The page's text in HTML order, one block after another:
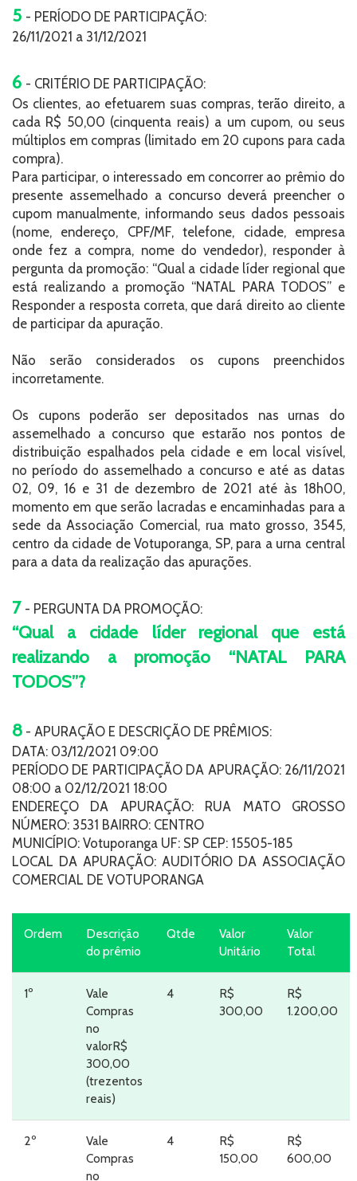
5 - PERÍODO DE PARTICIPAÇÃO:
26/11/2021 a 31/12/2021
6 - CRITÉRIO DE PARTICIPAÇÃO:
Os clientes, ao efetuarem suas compras, terão direito, a
cada R$ 50,00 (cinquenta reais) a um cupom, ou seus
múltiplos em compras (limitado em 20 cupons para cada
compra).
Para participar, o interessado em concorrer ao prêmio do
presente assemelhado a concurso deverá preencher o
cupom manualmente, informando seus dados pessoais
(nome, endereço, CPF/MF, telefone, cidade, empresa
onde fez a compra, nome do vendedor), responder à
pergunta da promoção: “Qual a cidade líder regional que
está realizando a promoção “NATAL PARA TODOS” e
Responder a resposta correta, que dará direito ao cliente
de participar da apuração.
Não serão considerados os cupons preenchidos
incorretamente.
Os cupons poderão ser depositados nas urnas do
assemelhado a concurso que estarão nos pontos de
distribuição espalhados pela cidade e em local visível,
no período do assemelhado a concurso e até as datas
02, 09, 16 e 31 de dezembro de 2021 até às 18h00,
momento em que serão lacradas e encaminhadas para a
sede da Associação Comercial, rua mato grosso, 3545,
centro da cidade de Votuporanga, SP, para a urna central
para a data da realização das apurações.
7 - PERGUNTA DA PROMOÇÃO:
“Qual a cidade líder regional que está
realizando a promoção “NATAL PARA
TODOS”?
8 - APURAÇÃO E DESCRIÇÃO DE PRÊMIOS:
DATA: 03/12/2021 09:00
PERÍODO DE PARTICIPAÇÃO DA APURAÇÃO: 26/11/2021
08:00 a 02/12/2021 18:00
ENDEREÇO DA APURAÇÃO: RUA MATO GROSSO
NÚMERO: 3531 BAIRRO: CENTRO
MUNICÍPIO: Votuporanga UF: SP CEP: 15505-185
LOCAL DA APURAÇÃO: AUDITÓRIO DA ASSOCIAÇÃO
COMERCIAL DE VOTUPORANGA
Ordem
Descrição
do prêmio
Qtde
Valor
Unitário
Valor
Total
1º
Vale
Compras
no
valorR$
300,00
(trezentos
reais)
4
R$
300,00
R$
1.200,00
2º
Vale
Compras
no
4
R$
150,00
R$
600,00